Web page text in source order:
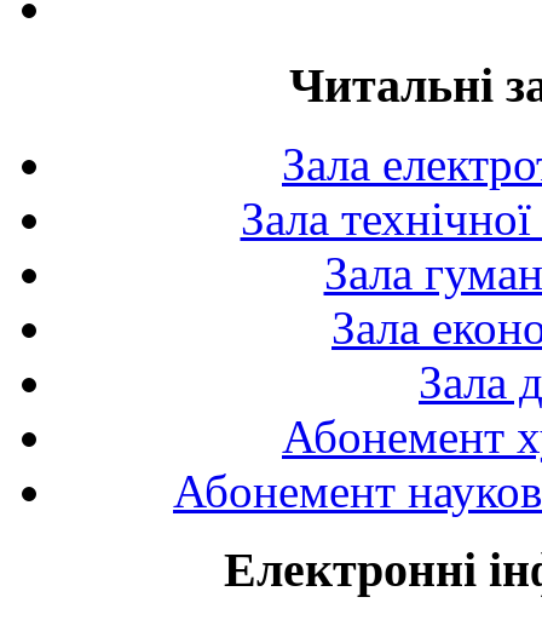
Читальні
Зала
Зала
Зала
Зала
Зала
Абонемент
Абонемент
Електронні